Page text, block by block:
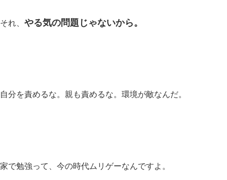
それ、 やる気の問題じゃないから。
自分を責めるな。親も責めるな。環境が敵なんだ。
家で勉強って、今の時代ムリゲーなんですよ。